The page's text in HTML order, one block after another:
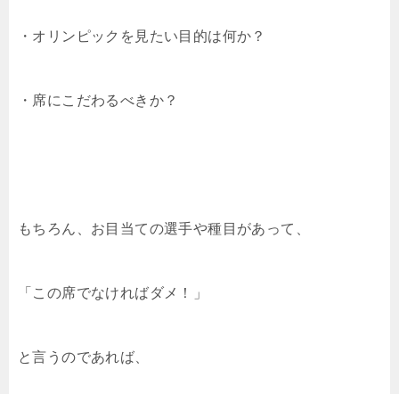
・オリンピックを見たい目的は何か？
・席にこだわるべきか？
もちろん、お目当ての選手や種目があって、
「この席でなければダメ！」
と言うのであれば、